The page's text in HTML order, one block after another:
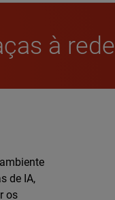
à rede
de IA,
os